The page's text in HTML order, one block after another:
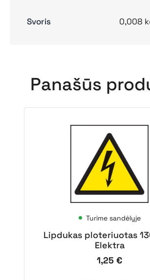
Svoris 0,008
Panašūs
Turime sandėlyje
Lipdukas ploteriuotas
Elektra
1,25 €